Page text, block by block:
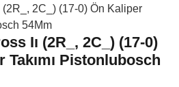
Iı (2R_, 2C_) (17-0)
Takımı Pistonlubosch